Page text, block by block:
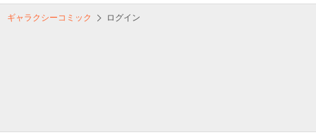
ギャラクシーコミック ログイン